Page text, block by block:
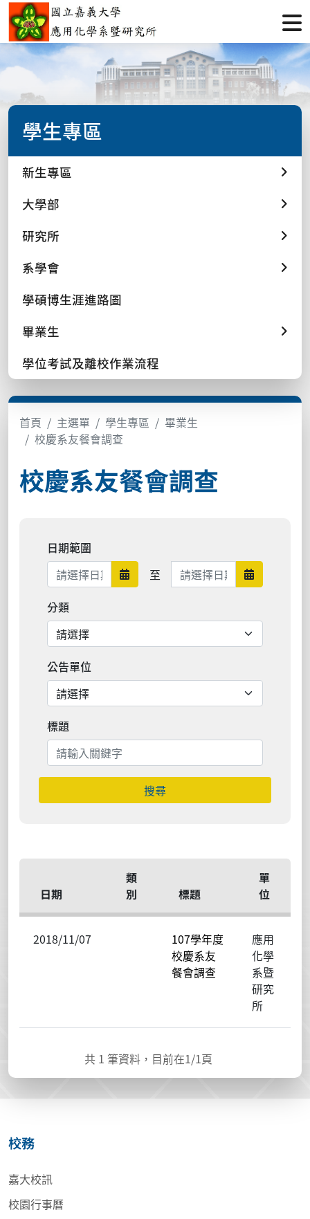
學生專區
新生專區
大學部
研究所
系學會
學碩博生涯進路圖
畢業生
學位考試及離校作業流程
首頁 主選單 學生專區
畢業生
校慶系友餐會調查
校慶系友餐會調查
日期範圍
日期範圍開始
至 日期範圍結束 日期範圍
分類
公告單位
標題
搜尋
日期
類
別
標題
單
位
2018/11/07
107學年度
校慶系友
餐會調查
應用
化學
系暨
研究
所
共 1 筆資料，目前在1/1頁
校務
嘉大校訊
校園行事曆